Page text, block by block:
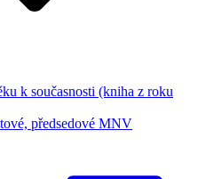
k současnosti (kniha z roku
předsedové MNV